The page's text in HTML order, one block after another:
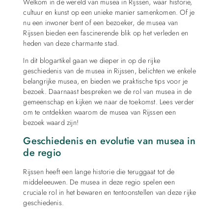
cultuur en kunst op een unieke manier samenkomen. Of je
nu een inwoner bent of een bezoeker, de musea van
Rijssen bieden een fascinerende blik op het verleden en
heden van deze charmante stad.
In dit blogartikel gaan we dieper in op de rijke
geschiedenis van de musea in Rijssen, belichten we enkele
belangrijke musea, en bieden we praktische tips voor je
bezoek. Daarnaast bespreken we de rol van musea in de
gemeenschap en kijken we naar de toekomst. Lees verder
om te ontdekken waarom de musea van Rijssen een
bezoek waard zijn!
Geschiedenis en evolutie van musea in
de regio
Rijssen heeft een lange historie die teruggaat tot de
middeleeuwen. De musea in deze regio spelen een
cruciale rol in het bewaren en tentoonstellen van deze rijke
geschiedenis.